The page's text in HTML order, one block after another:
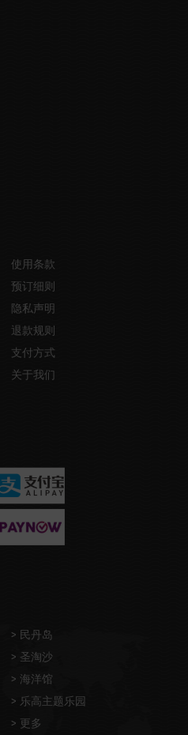
使用条款
预订细则
隐私声明
退款规则
支付方式
关于我们
> 民丹岛
> 圣淘沙
> 海洋馆
> 乐高主题乐园
> 更多